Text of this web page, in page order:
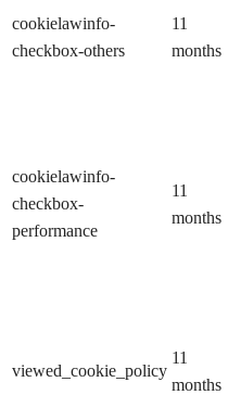
cookielawinfo-
checkbox-others
11
months
cookielawinfo-
checkbox-
performance
11
months
viewed_cookie_policy
11
months